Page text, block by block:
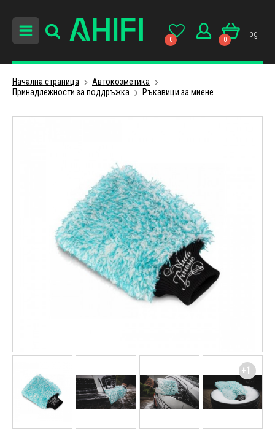
0 0
bg
Начална страница
Автокозметика
Принадлежности за поддръжка
Ръкавици за миене
+1